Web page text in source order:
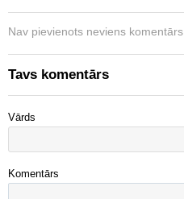
Nav pievienots neviens komentārs.
Tavs komentārs
Vārds
Komentārs